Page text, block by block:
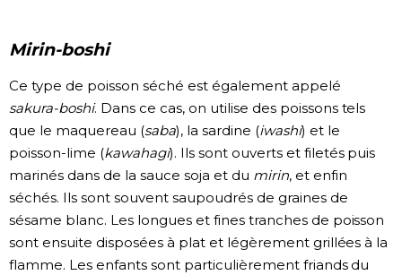
Mirin-boshi
Ce type de poisson séché est également appelé
sakura-boshi. Dans ce cas, on utilise des poissons tels
que le maquereau (saba), la sardine (iwashi) et le
poisson-lime (kawahagi). Ils sont ouverts et filetés puis
marinés dans de la sauce soja et du mirin, et enfin
séchés. Ils sont souvent saupoudrés de graines de
sésame blanc. Les longues et fines tranches de poisson
sont ensuite disposées à plat et légèrement grillées à la
flamme. Les enfants sont particulièrement friands du